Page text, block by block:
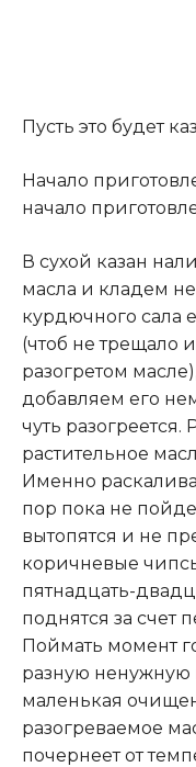
Пусть это будет
Начало
начало
В сухой казан
масла и кладем
курдючного сала
(чтоб не трещало
разогретом
добавляем его
чуть разогреется.
растительное
Именно
пор пока не
вытопятся и не
коричневые
пятнадцать-
поднятся за счет
Поймать момент
разную
маленькая
разогреваемое
почернеет от